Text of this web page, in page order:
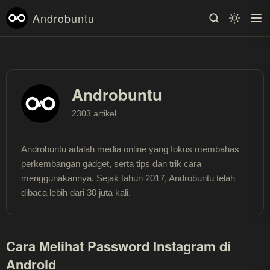
Androbuntu
Androbuntu
2303 artikel
Androbuntu adalah media online yang fokus membahas
perkembangan gadget, serta tips dan trik cara
menggunakannya. Sejak tahun 2017, Androbuntu telah
dibaca lebih dari 30 juta kali.
Cara Melihat Password Instagram di
Android